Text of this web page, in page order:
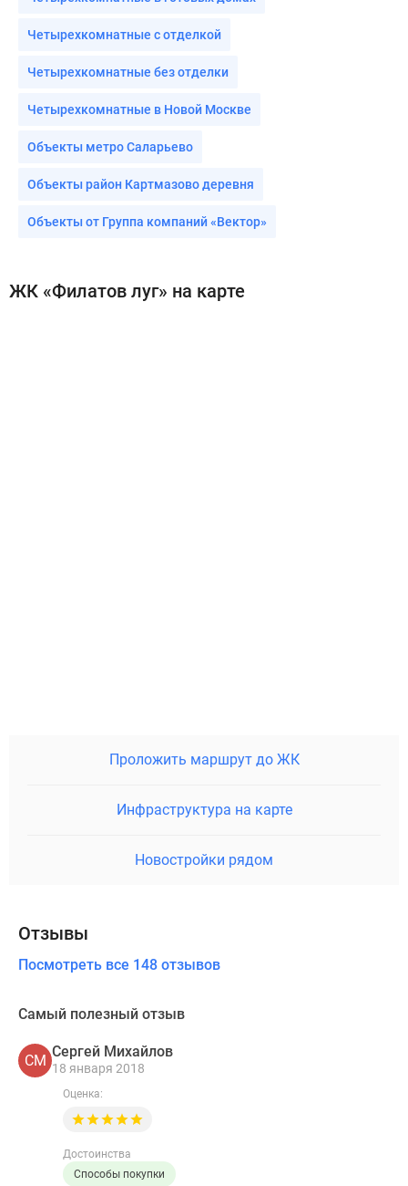
Четырехкомнатные с отделкой
Четырехкомнатные без отделки
Четырехкомнатные в Новой Москве
Объекты метро Саларьево
Объекты район Картмазово деревня
Объекты от Группа компаний «Вектор»
ЖК «Филатов луг» на карте
Проложить маршрут до ЖК
Инфраструктура на карте
Новостройки рядом
Отзывы
Посмотреть все 148 отзывов
Самый полезный отзыв
СМ
Сергей Михайлов
18 января 2018
Оценка:
Достоинства
Способы покупки